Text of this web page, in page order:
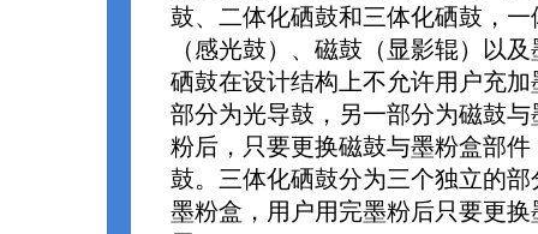
鼓、二体化硒鼓和三体化硒鼓，
（感光鼓）、磁鼓（显影辊）以
硒鼓在设计结构上不允许用户充
部分为光导鼓，另一部分为磁鼓
粉后，只要更换磁鼓与墨粉盒部
鼓。三体化硒鼓分为三个独立的
墨粉盒，用户用完墨粉后只要更